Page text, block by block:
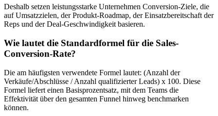
Deshalb setzen leistungsstarke Unternehmen Conversion-Ziele, die
auf Umsatzzielen, der Produkt-Roadmap, der Einsatzbereitschaft der
Reps und der Deal-Geschwindigkeit basieren.
Wie lautet die Standardformel für die Sales-
Conversion-Rate?
Die am häufigsten verwendete Formel lautet: (Anzahl der
Verkäufe/Abschlüsse / Anzahl qualifizierter Leads) x 100. Diese
Formel liefert einen Basisprozentsatz, mit dem Teams die
Effektivität über den gesamten Funnel hinweg benchmarken
können.